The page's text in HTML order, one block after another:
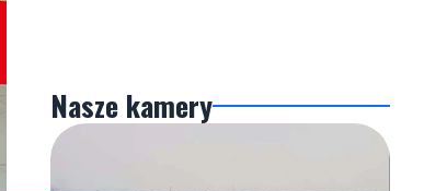
Nasze kamery